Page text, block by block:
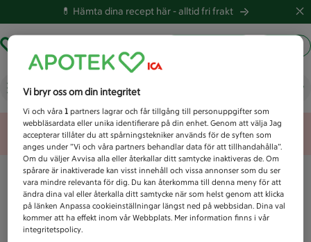
💊 Hämta dina recept här -alltid fri frakt
Vad letar du efter idag?
Unknown error
Vi bryr oss om din integritet
Vi och våra1 partners lagrar och får tillgång till personuppgifter som
webbläsardata eller unika identifierare på din enhet. Genom att välja Jag
accepterar tillåter du att spårningstekniker används för de syften som
anges under ”Vi och våra partners behandlar data för att tillhandahålla”.
Om du väljer Avvisa alla eller återkallar ditt samtycke inaktiveras de. Om
spårare är inaktiverade kan visst innehåll och vissa annonser som du ser
vara mindre relevanta för dig. Du kan återkomma till denna meny för att
ändra dina val eller återkalla ditt samtycke när som helst genom att klicka
på länken Anpassa cookieinställningar längst ned på webbsidan. Dina val
kommer att ha effekt inom vår Webbplats. Mer information finns i vår
integritetspolicy.